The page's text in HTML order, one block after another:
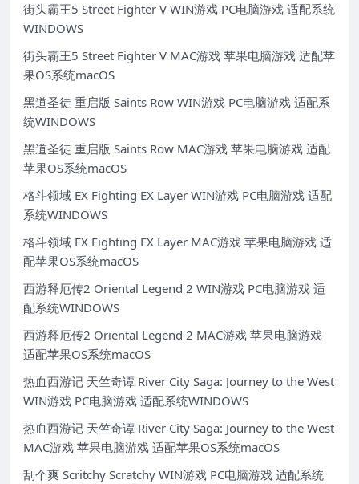
街头霸王5 Street Fighter V WIN游戏 PC电脑游戏 适配系统
WINDOWS
街头霸王5 Street Fighter V MAC游戏 苹果电脑游戏 适配苹
果OS系统macOS
黑道圣徒 重启版 Saints Row WIN游戏 PC电脑游戏 适配系
统WINDOWS
黑道圣徒 重启版 Saints Row MAC游戏 苹果电脑游戏 适配
苹果OS系统macOS
格斗领域 EX Fighting EX Layer WIN游戏 PC电脑游戏 适配
系统WINDOWS
格斗领域 EX Fighting EX Layer MAC游戏 苹果电脑游戏 适
配苹果OS系统macOS
西游释厄传2 Oriental Legend 2 WIN游戏 PC电脑游戏 适
配系统WINDOWS
西游释厄传2 Oriental Legend 2 MAC游戏 苹果电脑游戏
适配苹果OS系统macOS
热血西游记 天竺奇谭 River City Saga: Journey to the West
WIN游戏 PC电脑游戏 适配系统WINDOWS
热血西游记 天竺奇谭 River City Saga: Journey to the West
MAC游戏 苹果电脑游戏 适配苹果OS系统macOS
刮个爽 Scritchy Scratchy WIN游戏 PC电脑游戏 适配系统